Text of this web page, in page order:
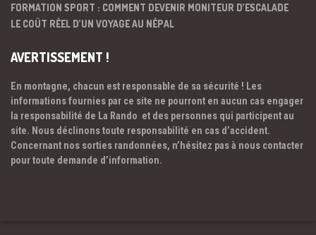
FORMATION SPORT : COMMENT DEVENIR MONITEUR D’ESCALADE
LE COÛT RÉEL D’UN VOYAGE AU NÉPAL
AVERTISSEMENT !
En montagne, chacun est responsable de sa sécurité ! Les
informations fournies par ce site ne pourront en aucun cas engager
la responsabilité de La Rando et des personnes qui participent au
site. Nous déclinons toute responsabilité en cas d’accident.
Concernant nos sorties randonnées, n’hésitez pas à nous contacter
pour toute demande d’information.